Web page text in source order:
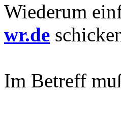
Wiederum
wr.de
Im Betreff